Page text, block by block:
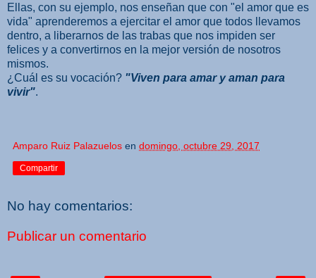
Ellas, con su ejemplo, nos enseñan que con "el amor que es
vida" aprenderemos a ejercitar el amor que todos llevamos
dentro, a liberarnos de las trabas que nos impiden ser
felices y a convertirnos en la mejor versión de nosotros
mismos.
¿Cuál es su vocación? "Viven para amar y aman para
vivir".
Amparo Ruiz Palazuelos en domingo, octubre 29, 2017
Compartir
No hay comentarios:
Publicar un comentario